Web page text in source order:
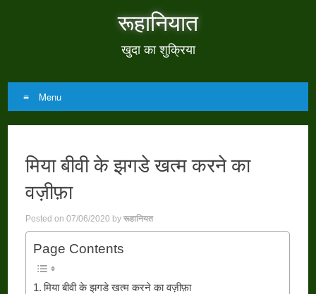
रूहानियात
खुदा का शुक्रिया
Menu
Skip
content
मिया बीवी के झगडे खत्म करने का
वज़ीफ़ा
Posted on07/06/2020 byरूहानियत
Page Contents
मिया बीवी के झगडे खत्म करने का वज़ीफ़ा